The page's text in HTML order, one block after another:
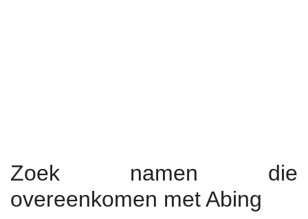
Zoek namen die
overeenkomen met Abing